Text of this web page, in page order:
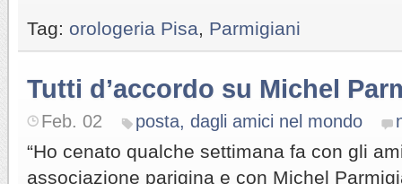
Tag: orologeria Pisa Parmigiani
Tutti d’accordo su Michel
Feb. 02 posta, dagli amici nel mondo
“Ho cenato qualche settimana fa con gli
associazione parigina e con Michel